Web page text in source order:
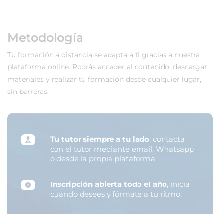
Metodología
Tu formación a distancia se adapta a ti gracias a nuestra
plataforma online. Podrás acceder al contenido, descargar
materiales y realizar tu formación desde cualquier lugar,
sin barreras.
Tu tutor siempre a tu lado, contacta
con el tutor mediante email, Whatsapp
o desde la propia plataforma.
Inscripción abierta todo el año, inicia
cuando desees y fórmate a tu ritmo.